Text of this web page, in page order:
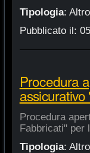
Tipologia: Altro
Pubblicato il:
Procedura
Procedura
Fabbricati" per
Tipologia: Altro